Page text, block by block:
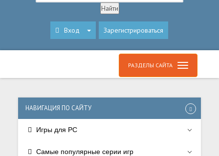
Вход Зарегистрироваться
РАЗДЕЛЫ САЙТА
НАВИГАЦИЯ ПО САЙТУ
Игры для PC
Самые популярные серии игр